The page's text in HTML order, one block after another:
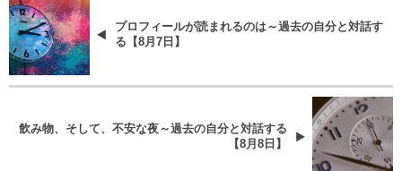
プロフィールが読まれるのは～過去の自分と対話す
る【8月7日】
飲み物、そして、不安な夜～過去の自分と対話する
【8月8日】